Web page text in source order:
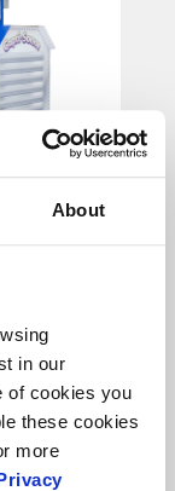
About
in our
of cookies you
these cookies
more